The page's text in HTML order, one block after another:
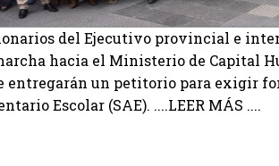
del Ejecutivo provincial e
hacia el Ministerio de Capital
entregarán un petitorio para exigir
Escolar (SAE). ....LEER MÁS ....